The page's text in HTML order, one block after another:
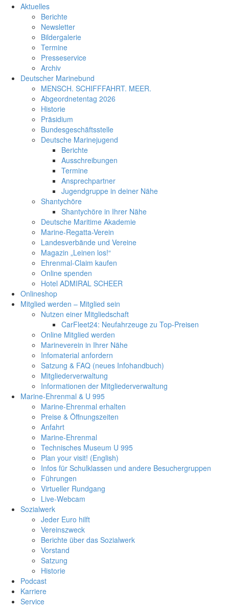
Aktuelles
Berichte
Newsletter
Bildergalerie
Termine
Presseservice
Archiv
Deutscher Marinebund
MENSCH. SCHIFFFAHRT. MEER.
Abgeordnetentag 2026
Historie
Präsidium
Bundesgeschäftsstelle
Deutsche Marinejugend
Berichte
Ausschreibungen
Termine
Ansprechpartner
Jugendgruppe in deiner Nähe
Shantychöre
Shantychöre in Ihrer Nähe
Deutsche Maritime Akademie
Marine-Regatta-Verein
Landesverbände und Vereine
Magazin „Leinen los!“
Ehrenmal-Claim kaufen
Online spenden
Hotel ADMIRAL SCHEER
Onlineshop
Mitglied werden – Mitglied sein
Nutzen einer Mitgliedschaft
CarFleet24: Neufahrzeuge zu Top-Preisen
Online Mitglied werden
Marineverein in Ihrer Nähe
Infomaterial anfordern
Satzung & FAQ (neues Infohandbuch)
Mitgliederverwaltung
Informationen der Mitgliederverwaltung
Marine-Ehrenmal & U 995
Marine-Ehrenmal erhalten
Preise & Öffnungszeiten
Anfahrt
Marine-Ehrenmal
Technisches Museum U 995
Plan your visit! (English)
Infos für Schulklassen und andere Besuchergruppen
Führungen
Virtueller Rundgang
Live-Webcam
Sozialwerk
Jeder Euro hilft
Vereinszweck
Berichte über das Sozialwerk
Vorstand
Satzung
Historie
Podcast
Karriere
Service